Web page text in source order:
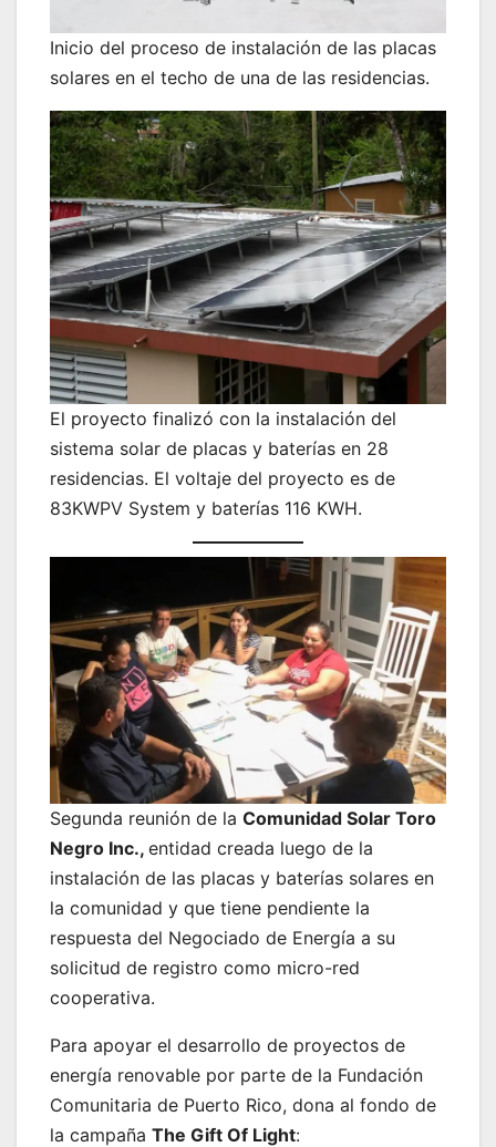
Inicio del proceso de instalación de las placas
solares en el techo de una de las residencias.
El proyecto finalizó con la instalación del
sistema solar de placas y baterías en 28
residencias. El voltaje del proyecto es de
83KWPV System y baterías 116 KWH.
Segunda reunión de la Comunidad Solar Toro
Negro Inc., entidad creada luego de la
instalación de las placas y baterías solares en
la comunidad y que tiene pendiente la
respuesta del Negociado de Energía a su
solicitud de registro como micro-red
cooperativa.
Para apoyar el desarrollo de proyectos de
energía renovable por parte de la Fundación
Comunitaria de Puerto Rico, dona al fondo de
la campaña The Gift Of Light: